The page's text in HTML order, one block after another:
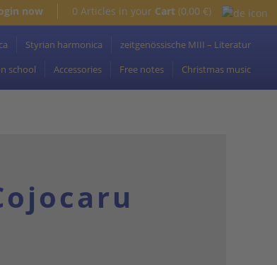
0 Articles in your Cart(0,00 €)
now
Styrian harmonica
zeitgenössische MIII – Literatur
school
Accessories Free notes Christmas music